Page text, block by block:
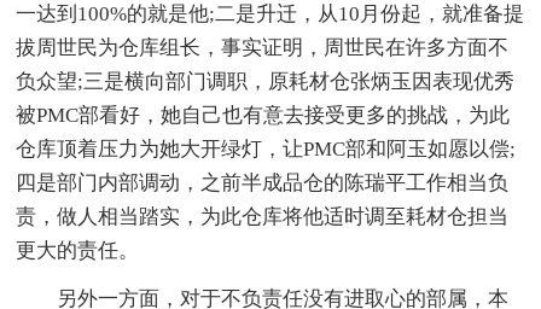
一达到100%的就是他;二是升迁，从10月份起，就准备提
拔周世民为仓库组长，事实证明，周世民在许多方面不
负众望;三是横向部门调职，原耗材仓张炳玉因表现优秀
被PMC部看好，她自己也有意去接受更多的挑战，为此
仓库顶着压力为她大开绿灯，让PMC部和阿玉如愿以偿;
四是部门内部调动，之前半成品仓的陈瑞平工作相当负
责，做人相当踏实，为此仓库将他适时调至耗材仓担当
更大的责任。
另外一方面，对于不负责任没有进取心的部属，本